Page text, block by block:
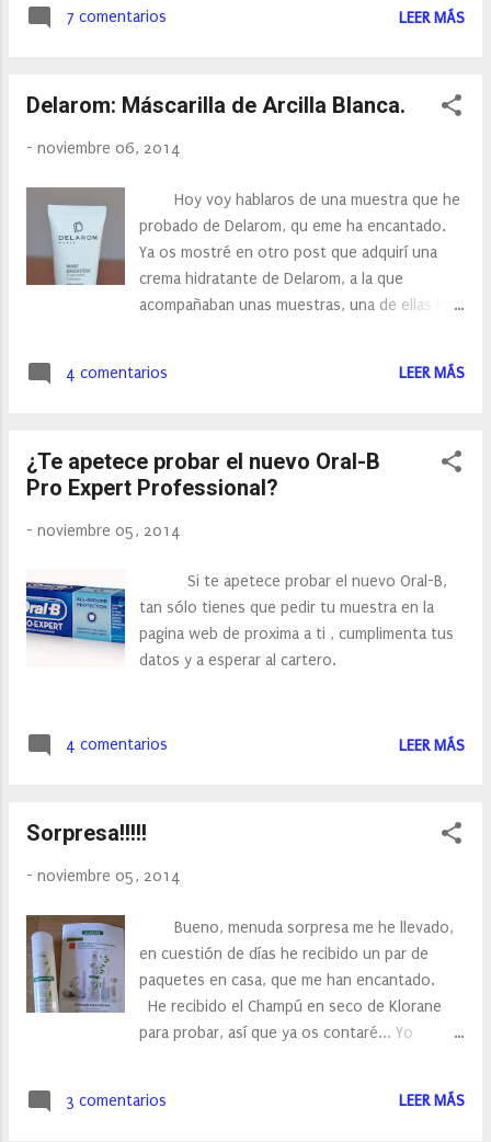
7 comentarios LEER MÁS
Delarom: Máscarilla de Arcilla Blanca.
- noviembre 06, 2014
Hoy voy hablaros de una muestra que he
probado de Delarom, qu eme ha encantado.
Ya os mostré en otro post que adquirí una
crema hidratante de Delarom, a la que
acompañaban unas muestras, una de ellas ha
me abrieron los ojos. Desde hace años he
era la que había cuando empeze a usarla. Es
verdad que siempre me la he preparado en
mascarilla.... estaba deseando probarla.
beneficiosas: Antiséptica, que tiene una gran
capacidad para absorber todo tipo de
sustancias y toxinas, es decir, ejerce un gran
poder desinfectante y antiséptico
4 comentarios LEER MÁS
¿Te apetece probar el nuevo Oral-B
Pro Expert Professional?
- noviembre 05, 2014
Si te apetece probar el nuevo Oral-B,
tan sólo tienes que pedir tu muestra en la
pagina web de proxima a ti , cumplimenta tus
datos y a esperar al cartero.
4 comentarios LEER MÁS
Sorpresa!!!!!
- noviembre 05, 2014
Bueno, menuda sorpresa me he llevado,
en cuestión de días he recibido un par de
paquetes en casa, que me han encantado.
He recibido el Champú en seco de Klorane
para probar, así que ya os contaré... Yo
verdad me sorprendió. En estos momentos lo
3 comentarios LEER MÁS